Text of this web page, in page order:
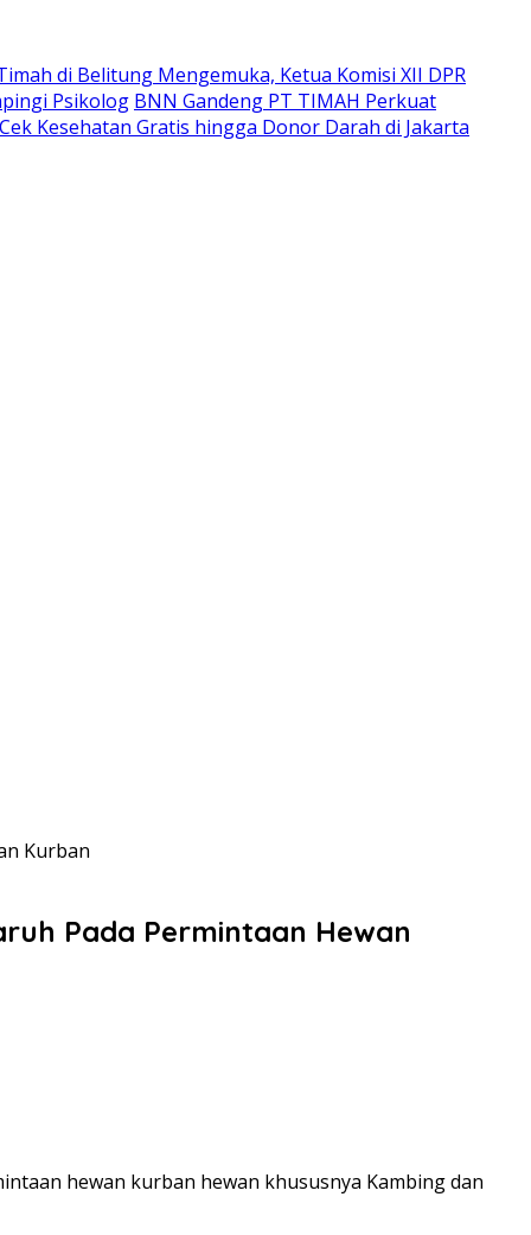
di Belitung Mengemuka, Ketua Komisi XII DPR
Psikolog BNN Gandeng PT TIMAH Perkuat
Kesehatan Gratis hingga Donor Darah di Jakarta
Kurban
Pada Permintaan Hewan
hewan kurban hewan khususnya Kambing dan